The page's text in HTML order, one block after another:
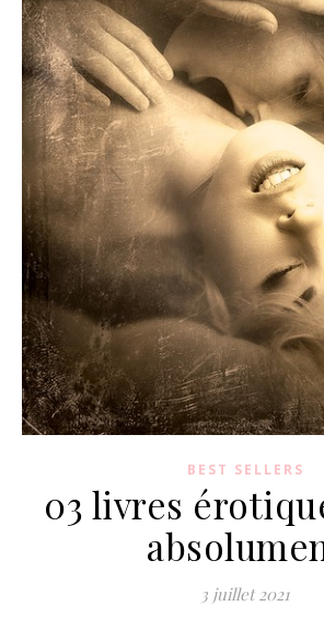
BEST SELLERS
03 livres
3 juillet 2021